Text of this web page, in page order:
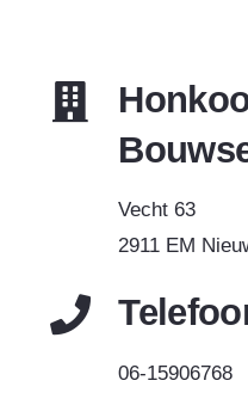
Vecht 63
2911 EM
06-15906768